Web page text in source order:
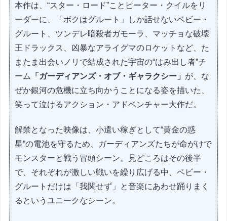
本作は、“スター・ロード”ことピーター・クイルをリ
ーダーに、「ボクはグルート」しか話せないベビー・
グルート、ツンデレ暗殺者ガモーラ、マッチョな破壊
王ドラックス、凶暴なアライグマのロケットなど、た
またま出会いノリで結成された宇宙の“はみ出し者”チ
ーム
「ガーディアンズ・オブ・ギャラクシー」 が、な
ぜか銀河の危機に立ち向かうことになる姿を描いた、
笑って泣けるアクション・アドベンチャー大作だ。
解禁となった映像は、小遣い稼ぎとして“黄金の惑
星”の電池を守るため、ガーディアンズたちが命がけで
モンスターと戦う冒頭シーン。見どころはその後半
で、それぞれが激しい戦いを繰り広げる中、ベビー・
グルートだけは「我関せず」と音楽にあわせ踊りまく
るというユニークなシーン。